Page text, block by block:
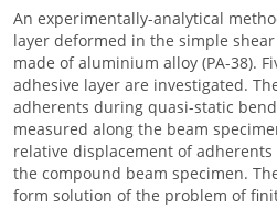
An experimentally-analytical
layer deformed in the simple
made of aluminium alloy (PA-38).
adhesive layer are investigated.
adherents during quasi-static
measured along the beam
relative displacement of
the compound beam specimen.
form solution of the problem of